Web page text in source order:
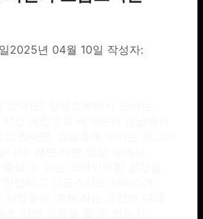
2025년 04월 10일 작성자: